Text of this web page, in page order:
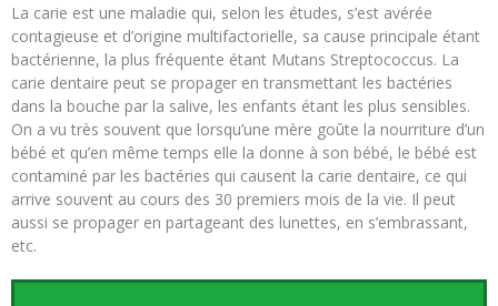
La carie est une maladie qui, selon les études, s’est avérée
contagieuse et d’origine multifactorielle, sa cause principale étant
bactérienne, la plus fréquente étant Mutans Streptococcus. La
carie dentaire peut se propager en transmettant les bactéries
dans la bouche par la salive, les enfants étant les plus sensibles.
On a vu très souvent que lorsqu’une mère goûte la nourriture d’un
bébé et qu’en même temps elle la donne à son bébé, le bébé est
contaminé par les bactéries qui causent la carie dentaire, ce qui
arrive souvent au cours des 30 premiers mois de la vie. Il peut
aussi se propager en partageant des lunettes, en s’embrassant,
etc.